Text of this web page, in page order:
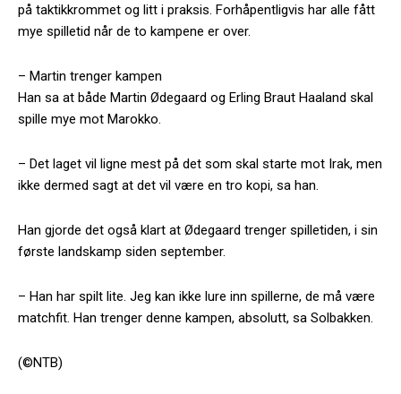
på taktikkrommet og litt i praksis. Forhåpentligvis har alle fått
mye spilletid når de to kampene er over.
– Martin trenger kampen
Han sa at både Martin Ødegaard og Erling Braut Haaland skal
spille mye mot Marokko.
– Det laget vil ligne mest på det som skal starte mot Irak, men
ikke dermed sagt at det vil være en tro kopi, sa han.
Han gjorde det også klart at Ødegaard trenger spilletiden, i sin
første landskamp siden september.
– Han har spilt lite. Jeg kan ikke lure inn spillerne, de må være
matchfit. Han trenger denne kampen, absolutt, sa Solbakken.
(©NTB)